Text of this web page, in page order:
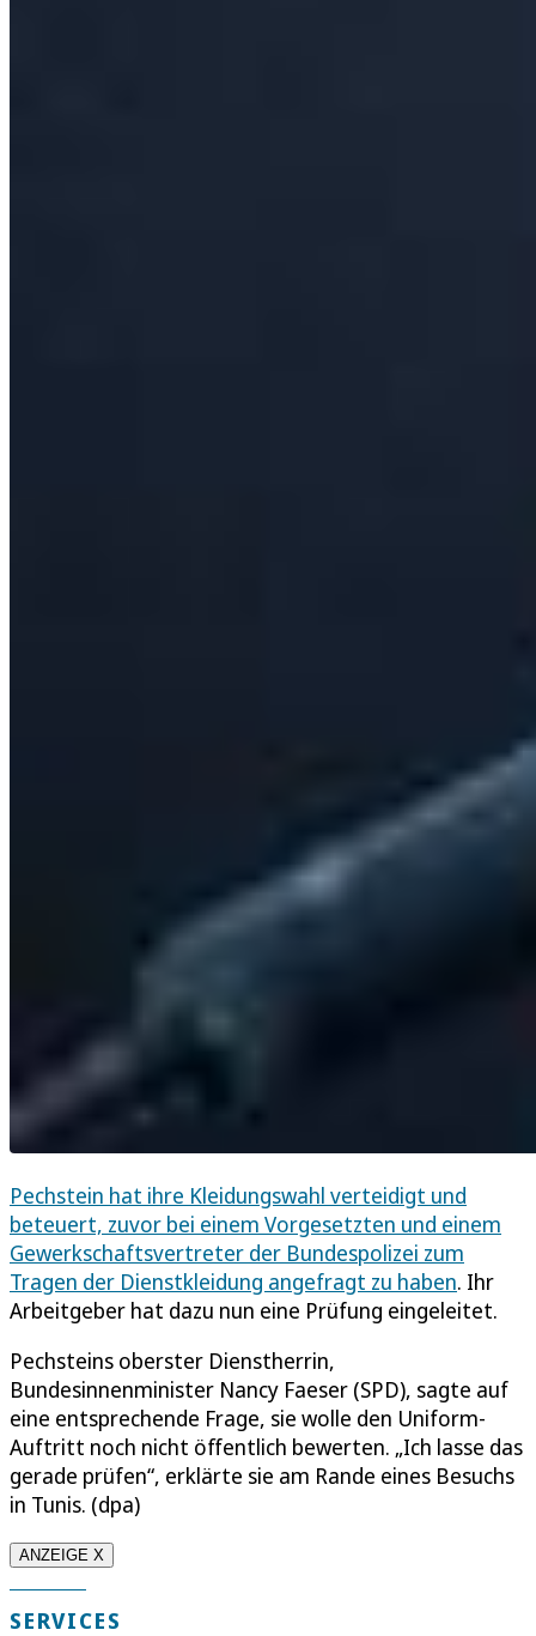
Pechstein hat ihre Kleidungswahl verteidigt und
beteuert, zuvor bei einem Vorgesetzten und einem
Gewerkschaftsvertreter der Bundespolizei zum
Tragen der Dienstkleidung angefragt zu haben. Ihr
Arbeitgeber hat dazu nun eine Prüfung eingeleitet.
Pechsteins oberster Dienstherrin,
Bundesinnenminister Nancy Faeser (SPD), sagte auf
eine entsprechende Frage, sie wolle den Uniform-
Auftritt noch nicht öffentlich bewerten. „Ich lasse das
gerade prüfen“, erklärte sie am Rande eines Besuchs
in Tunis. (dpa)
ANZEIGE X
SERVICES